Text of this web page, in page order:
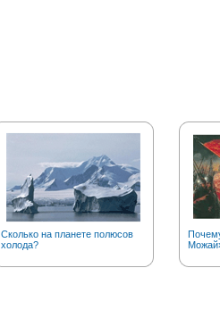
Сколько на планете полюсов
холода?